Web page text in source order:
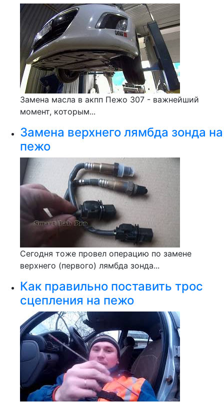
Замена масла в акпп Пежо 307 - важнейший
момент, которым...
Замена верхнего лямбда зонда на
пежо
Сегодня тоже провел операцию по замене
верхнего (первого) лямбда зонда...
Как правильно поставить трос
сцепления на пежо